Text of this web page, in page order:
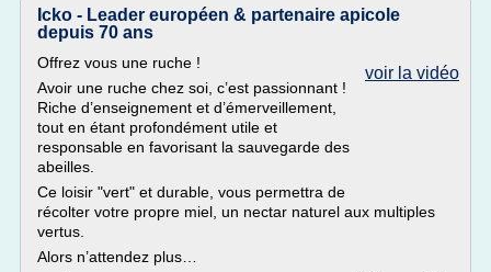
Icko - Leader européen & partenaire apicole
depuis 70 ans
voir la vidéo
Offrez vous une ruche !
Avoir une ruche chez soi, c’est passionnant !
Riche d’enseignement et d’émerveillement,
tout en étant profondément utile et
responsable en favorisant la sauvegarde des
abeilles.
Ce loisir "vert" et durable, vous permettra de
récolter votre propre miel, un nectar naturel aux multiples
vertus.
Alors n’attendez plus…